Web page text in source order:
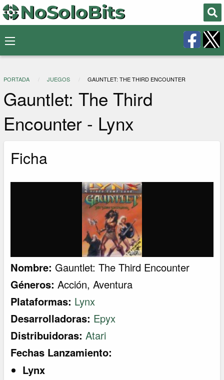
PORTADA JUEGOS GAUNTLET: THE THIRD ENCOUNTER
Gauntlet: The Third
Encounter - Lynx
Ficha
Nombre: Gauntlet: The Third Encounter
Géneros: Acción,Aventura
Plataformas: Lynx
Desarrolladoras: Epyx
Distribuidoras: Atari
Fechas Lanzamiento:
Lynx